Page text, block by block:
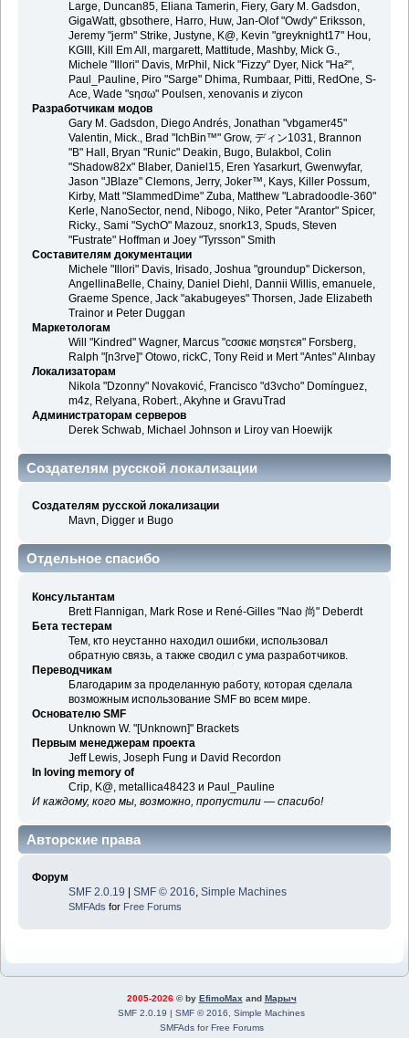
Large, Duncan85, Eliana Tamerin, Fiery, Gary M. Gadsdon,
GigaWatt, gbsothere, Harro, Huw, Jan-Olof "Owdy" Eriksson,
Jeremy "jerm" Strike, Justyne, K@, Kevin "greyknight17" Hou,
KGIII, Kill Em All, margarett, Mattitude, Mashby, Mick G.,
Michele "Illori" Davis, MrPhil, Nick "Fizzy" Dyer, Nick "Ha²",
Paul_Pauline, Piro "Sarge" Dhima, Rumbaar, Pitti, RedOne, S-
Ace, Wade "sησω" Poulsen, xenovanis и ziycon
Разработчикам модов
Gary M. Gadsdon, Diego Andrés, Jonathan "vbgamer45"
Valentin, Mick., Brad "IchBin™" Grow, ディン1031, Brannon
"B" Hall, Bryan "Runic" Deakin, Bugo, Bulakbol, Colin
"Shadow82x" Blaber, Daniel15, Eren Yasarkurt, Gwenwyfar,
Jason "JBlaze" Clemons, Jerry, Joker™, Kays, Killer Possum,
Kirby, Matt "SlammedDime" Zuba, Matthew "Labradoodle-360"
Kerle, NanoSector, nend, Nibogo, Niko, Peter "Arantor" Spicer,
Ricky., Sami "SychO" Mazouz, snork13, Spuds, Steven
"Fustrate" Hoffman и Joey "Tyrsson" Smith
Составителям документации
Michele "Illori" Davis, Irisado, Joshua "groundup" Dickerson,
AngellinaBelle, Chainy, Daniel Diehl, Dannii Willis, emanuele,
Graeme Spence, Jack "akabugeyes" Thorsen, Jade Elizabeth
Trainor и Peter Duggan
Маркетологам
Will "Kindred" Wagner, Marcus "cσσкιє мσηѕтєя" Forsberg,
Ralph "[n3rve]" Otowo, rickC, Tony Reid и Mert "Antes" Alınbay
Локализаторам
Nikola "Dzonny" Novaković, Francisco "d3vcho" Domínguez,
m4z, Relyana, Robert., Akyhne и GravuTrad
Администраторам серверов
Derek Schwab, Michael Johnson и Liroy van Hoewijk
Создателям русской локализации
Создателям русской локализации
Mavn, Digger и Bugo
Отдельное спасибо
Консультантам
Brett Flannigan, Mark Rose и René-Gilles "Nao 尚" Deberdt
Бета тестерам
Тем, кто неустанно находил ошибки, использовал
обратную связь, а также сводил с ума разработчиков.
Переводчикам
Благодарим за проделанную работу, которая сделала
возможным использование SMF во всем мире.
Основателю SMF
Unknown W. "[Unknown]" Brackets
Первым менеджерам проекта
Jeff Lewis, Joseph Fung и David Recordon
In loving memory of
Crip, K@, metallica48423 и Paul_Pauline
И каждому, кого мы, возможно, пропустили — спасибо!
Авторские права
Форум
SMF 2.0.19
SMF © 2016, Simple Machines
SMFAds for Free Forums
2005-2026© by EfimoMax and Марыч
SMF 2.0.19 | SMF © 2016
Simple Machines
SMFAdsforFree Forums